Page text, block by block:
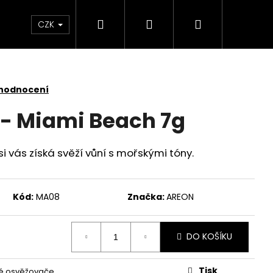
světlem Zdraví Výprodej skladových
CZK Hledat PřihlášeníNákupní
- Miami Beach 7g
vás získá svěží vůní s mořskými tóny.
Kód: MA08 Značka:AREON
DO KOŠÍKU
Tisk
SADA 3 KUSY